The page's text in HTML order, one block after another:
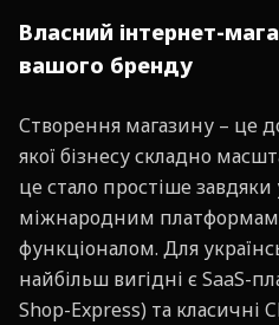
Власний інтернет-
вашого бренду
Створення магазину – це
якої бізнесу складно
це стало простіше завдяки
міжнародним платформам
функціоналом. Для
найбільш вигідні є SaaS-
Shop-Express) та класичні